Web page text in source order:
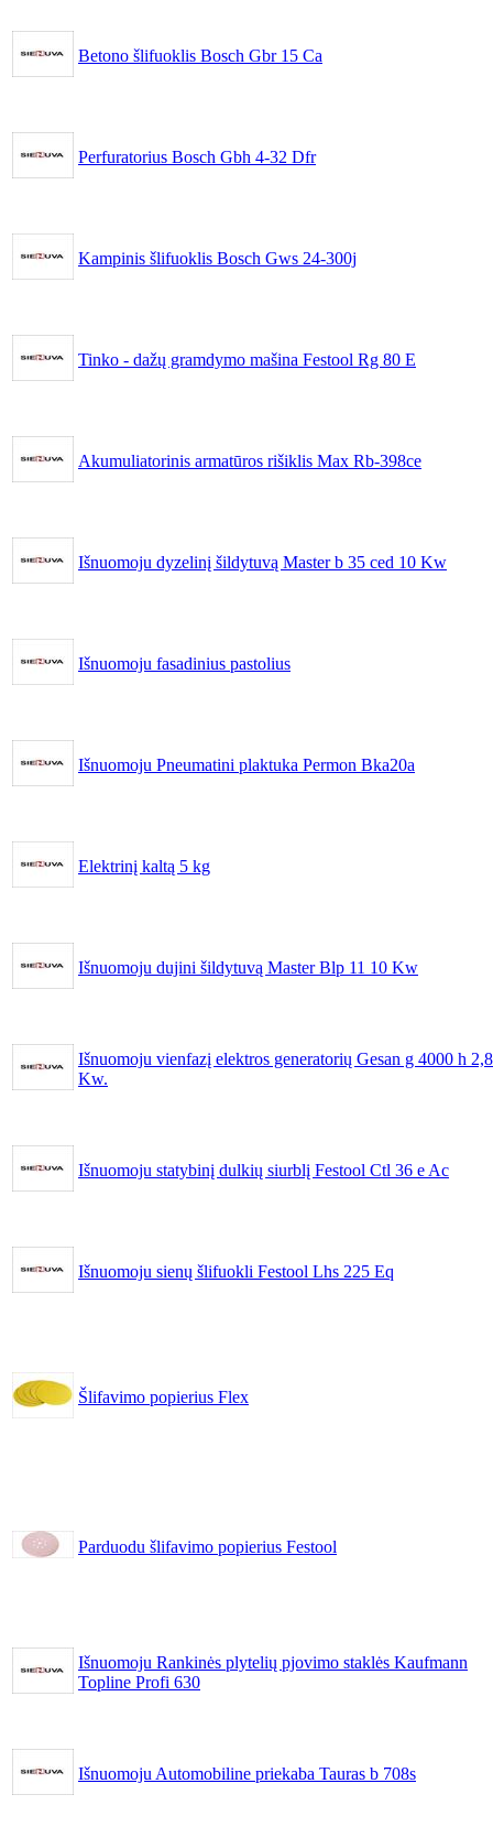
Betono šlifuoklis Bosch Gbr 15 Ca
Perfuratorius Bosch Gbh 4-32 Dfr
Kampinis šlifuoklis Bosch Gws 24-300j
Tinko - dažų gramdymo mašina Festool Rg 80 E
Akumuliatorinis armatūros rišiklis Max Rb-398ce
Išnuomoju dyzelinį šildytuvą Master b 35 ced 10 Kw
Išnuomoju fasadinius pastolius
Išnuomoju Pneumatini plaktuka Permon Bka20a
Elektrinį kaltą 5 kg
Išnuomoju dujini šildytuvą Master Blp 11 10 Kw
Išnuomoju vienfazį elektros generatorių Gesan g 4000 h 2,8
Kw.
Išnuomoju statybinį dulkių siurblį Festool Ctl 36 e Ac
Išnuomoju sienų šlifuokli Festool Lhs 225 Eq
Šlifavimo popierius Flex
Parduodu šlifavimo popierius Festool
Išnuomoju Rankinės plytelių pjovimo staklės Kaufmann
Topline Profi 630
Išnuomoju Automobiline priekaba Tauras b 708s